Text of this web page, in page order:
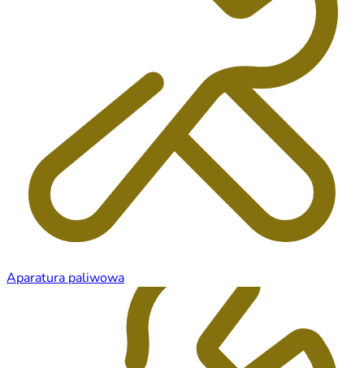
Aparatura paliwowa